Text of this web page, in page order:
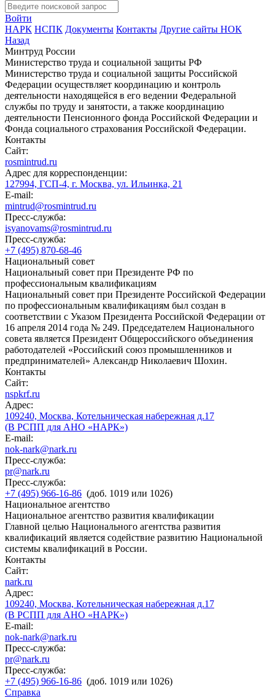
Войти
НАРК НСПК Документы Контакты Другие сайты НОК
Назад
Минтруд России
Министерство труда и социальной защиты РФ
Министерство труда и социальной защиты Российской
Федерации осуществляет координацию и контроль
деятельности находящейся в его ведении Федеральной
службы по труду и занятости, а также координацию
деятельности Пенсионного фонда Российской Федерации и
Фонда социального страхования Российской Федерации.
Контакты
Сайт:
rosmintrud.ru
Адрес для корреспонденции:
127994, ГСП-4, г. Москва, ул. Ильинка, 21
E-mail:
mintrud@rosmintrud.ru
Пресс-служба:
isyanovams@rosmintrud.ru
Пресс-служба:
+7 (495) 870-68-46
Национальный совет
Национальный совет при Президенте РФ по
профессиональным квалификациям
Национальный совет при Президенте Российской Федерации
по профессиональным квалификациям был создан в
соответствии с Указом Президента Российской Федерации от
16 апреля 2014 года № 249. Председателем Национального
совета является Президент Общероссийского объединения
работодателей «Российский союз промышленников и
предпринимателей» Александр Николаевич Шохин.
Контакты
Сайт:
nspkrf.ru
Адрес:
109240, Москва, Котельническая набережная д.17
(В РСПП для АНО «НАРК»)
E-mail:
nok-nark@nark.ru
Пресс-служба:
pr@nark.ru
Пресс-служба:
+7 (495) 966-16-86 (доб. 1019 или 1026)
Национальное агентство
Национальное агентство развития квалификации
Главной целью Национального агентства развития
квалификаций является содействие развитию Национальной
системы квалификаций в России.
Контакты
Сайт:
nark.ru
Адрес:
109240, Москва, Котельническая набережная д.17
(В РСПП для АНО «НАРК»)
E-mail:
nok-nark@nark.ru
Пресс-служба:
pr@nark.ru
Пресс-служба:
+7 (495) 966-16-86 (доб. 1019 или 1026)
Справка